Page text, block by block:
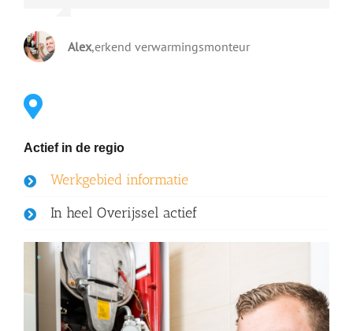
Alex,erkend verwarmingsmonteur
Actief in de regio
Werkgebied informatie
In heel Overijssel actief